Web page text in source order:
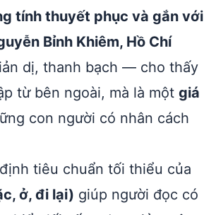
tính thuyết phục và gắn với
Bỉnh Khiêm, Hồ Chí
dị, thanh bạch — cho thấy
từ bên ngoài, mà là một giá
con người có nhân cách
tiêu chuẩn tối thiểu của
ở, đi lại) giúp người đọc có